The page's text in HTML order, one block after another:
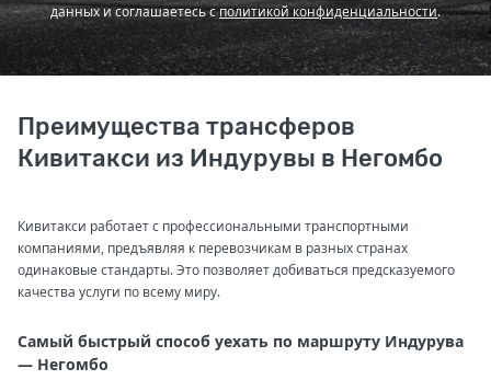
данных и соглашаетесь сполитикой конфиденциальности.
Преимущества трансферов
Кивитакси из Индурувы в Негомбо
Кивитакси работает с профессиональными транспортными
компаниями, предъявляя к перевозчикам в разных странах
одинаковые стандарты. Это позволяет добиваться предсказуемого
качества услуги по всему миру.
Самый быстрый способ уехать по маршруту Индурува
— Негомбо